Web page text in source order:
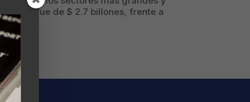
grupo fue de $ 2.7 billones, frente a